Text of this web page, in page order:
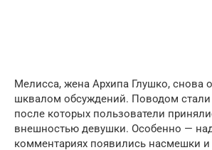
Мелисса, жена Архипа Глушко, снова
шквалом обсуждений. Поводом
после которых пользователи
внешностью девушки. Особенно —
комментариях появились насмешки и